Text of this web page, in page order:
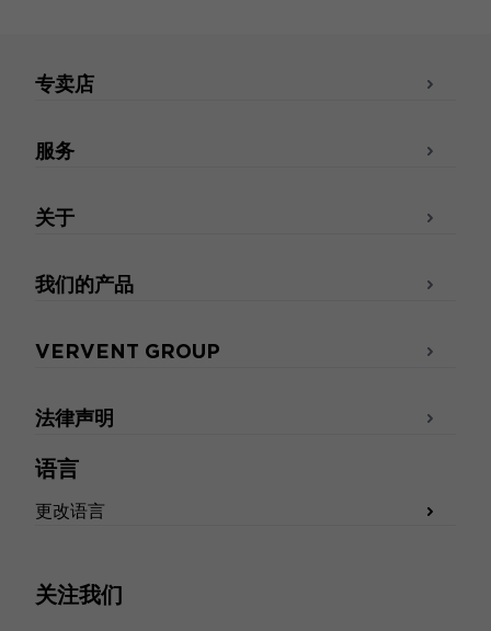
语言
更改语言
关注我们
专卖店
服务
关于
我们的产品
VERVENT GROUP
法律声明